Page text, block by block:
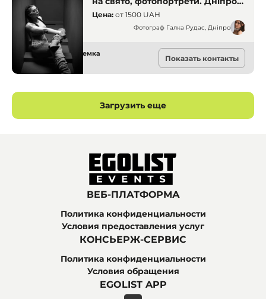
Фото та відео
Цена: от 1500 UAH
Фотограф Галка Рудас, Дніпро
Фото и видеосъемка
Днепр
Показать контакты
Загрузить еще
ВЕБ-ПЛАТФОРМА
Политика конфиденциальности
Условия предоставления услуг
КОНСЬЕРЖ-СЕРВИС
Политика конфиденциальности
Условия обращения
EGOLIST APP